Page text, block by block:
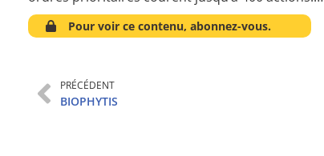
Pour voir ce contenu, abonnez-vous.
PRÉCÉDENT
BIOPHYTIS